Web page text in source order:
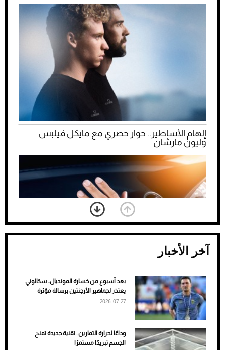
إلهام الأساطير.. حوار حصري مع مايكل فيلبس
وليون مارشان
ضعف تبريد مكيف السيارة عند الوقوف.. أشهر
الأسباب والحلول
آخر الأخبار
بعد أسبوع من خسارة المونديال.. سكالوني
يعتذر لجماهير الأرجنتين برسالة مؤثرة
2026-07-27
وداعًا لحرارة التمارين.. تقنية جديدة تمنح
الجسم تبريدًا مستمرًا